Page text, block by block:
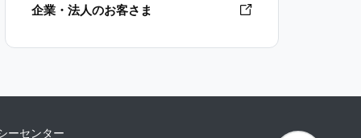
企業・法人のお客さま
ーセンター